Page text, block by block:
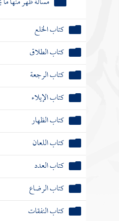
كتاب الطلاق
كتاب الرجعة
كتاب الإيلاء
كتاب الظهار
كتاب اللعان
كتاب العدد
كتاب الرضاع
كتاب النفقات
باب الحال التي تجب